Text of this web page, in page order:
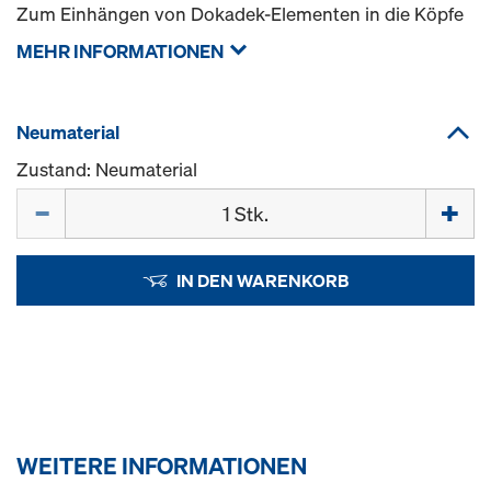
Zum Einhängen von Dokadek-Elementen in die Köpfe
MEHR INFORMATIONEN
Neumaterial
Zustand: Neumaterial
IN DEN WARENKORB
WEITERE INFORMATIONEN